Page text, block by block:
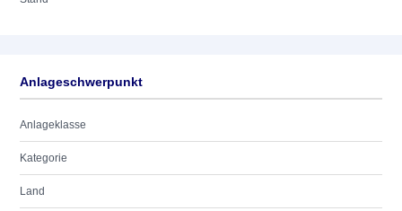
Anlageschwerpunkt
Anlageklasse
Kategorie
Land